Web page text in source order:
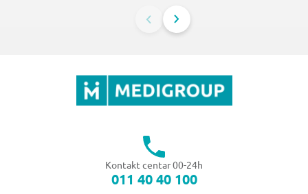
Kontakt centar 00-24h
011 40 40 100